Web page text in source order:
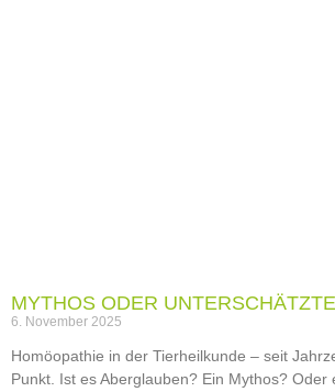
MYTHOS ODER
6. November 2025
Homöopathie in der Tierheilkunde – seit
Punkt. Ist es Aberglauben? Ein Mythos? Oder